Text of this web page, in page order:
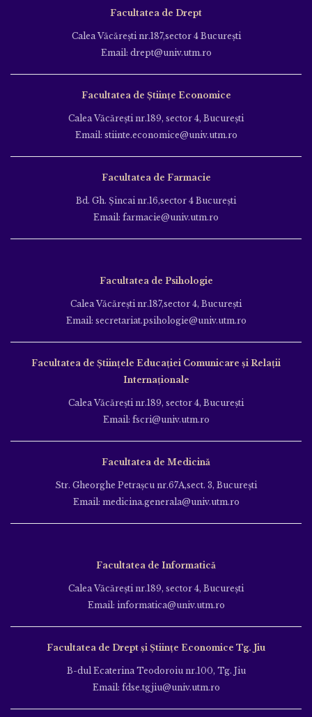
Facultatea de Drept
Calea Văcăreşti nr.187,sector 4 Bucureşti
Email: drept@univ.utm.ro
Facultatea de Științe Economice
Calea Văcăreşti nr.189, sector 4, Bucureşti
Email: stiinte.economice@univ.utm.ro
Facultatea de Farmacie
Bd. Gh. Şincai nr.16,sector 4 Bucureşti
Email: farmacie@univ.utm.ro
Facultatea de Psihologie
Calea Văcăreşti nr.187,sector 4, Bucureşti
Email: secretariat.psihologie@univ.utm.ro
Facultatea de Ştiinţele Educației Comunicare și Relații
Internaționale
Calea Văcăreşti nr.189, sector 4, Bucureşti
Email: fscri@univ.utm.ro
Facultatea de Medicină
Str. Gheorghe Petraşcu nr.67A,sect. 3, Bucureşti
Email: medicina.generala@univ.utm.ro
Facultatea de Informatică
Calea Văcăreşti nr.189, sector 4, Bucureşti
Email: informatica@univ.utm.ro
Facultatea de Drept și Științe Economice Tg. Jiu
B-dul Ecaterina Teodoroiu nr.100, Tg. Jiu
Email: fdse.tgjiu@univ.utm.ro